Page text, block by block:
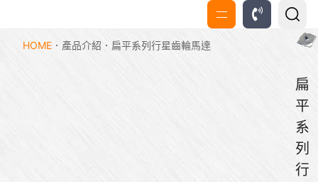
HOME 產品介紹 扁平系列行星齒輪馬達
扁
平
系
列
行